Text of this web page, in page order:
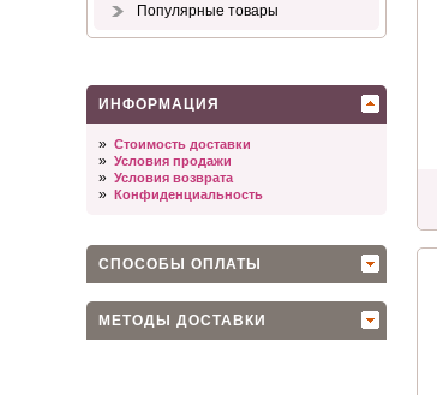
Популярные товары
ИНФОРМАЦИЯ
» Стоимость доставки
» Условия продажи
» Условия возврата
» Конфиденциальность
СПОСОБЫ ОПЛАТЫ
МЕТОДЫ ДОСТАВКИ